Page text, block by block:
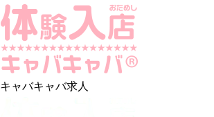
キャバキャバ求人